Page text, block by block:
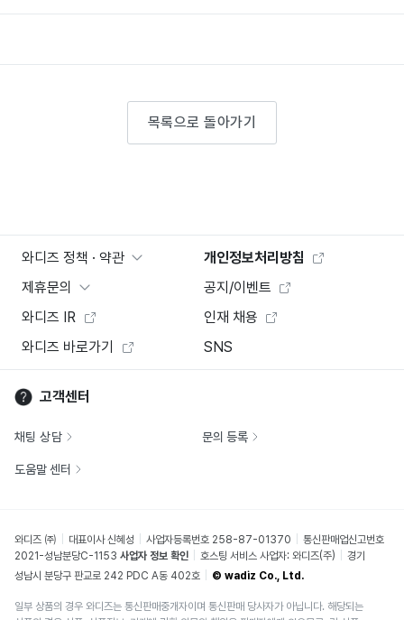
목록으로 돌아가기
와디즈 정책 · 약관
개인정보처리방침
제휴문의
공지/이벤트
와디즈 IR
인재 채용
와디즈 바로가기
SNS
고객센터
채팅 상담 문의 등록
도움말 센터
와디즈 ㈜ 대표이사 신혜성 사업자등록번호 258-87-01370
통신판매업신고번호
2021-성남분당C-1153 사업자 정보 확인 호스팅 서비스 사업자: 와디즈(주)
경기
성남시 분당구 판교로 242 PDC A동 402호
© wadiz Co., Ltd.
일부 상품의 경우 와디즈는 통신판매중개자이며 통신판매 당사자가 아닙니다. 해당되는